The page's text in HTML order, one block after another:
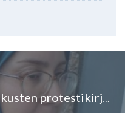
Pohjoismaisten PEN-keskusten protestikirje Iranin presidentti Rouhanille